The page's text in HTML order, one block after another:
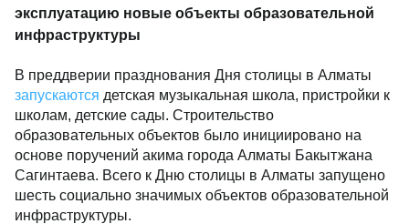
эксплуатацию новые объекты образовательной
инфраструктуры
В преддверии празднования Дня столицы в Алматы
запускаются детская музыкальная школа, пристройки к
школам, детские сады. Строительство
образовательных объектов было инициировано на
основе поручений акима города Алматы Бакытжана
Сагинтаева. Всего к Дню столицы в Алматы запущено
шесть социально значимых объектов образовательной
инфраструктуры.